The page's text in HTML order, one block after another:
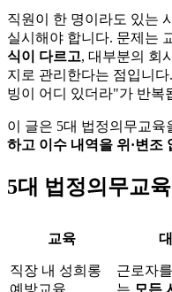
직원이 한 명이라도 있는
실시해야 합니다. 문제는
식이 다르고, 대부분의 회
지로 관리한다는 점입니
빙이 어디 있더라"가 반복
이 글은 5대 법정의무교육
하고 이수 내역을 위·변조
5대 법정의무교육
교육
직장 내 성희롱
예방교육
근로자
는 모든